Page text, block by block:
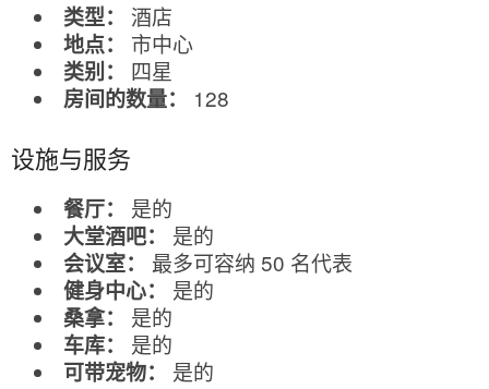
类型：
酒店
地点：
市中心
类别：
四星
房间的数量：
128
设施与服务
餐厅：
是的
大堂酒吧：
是的
会议室：
最多可容纳 50 名代表
健身中心：
是的
桑拿：
是的
车库：
是的
可带宠物：
是的